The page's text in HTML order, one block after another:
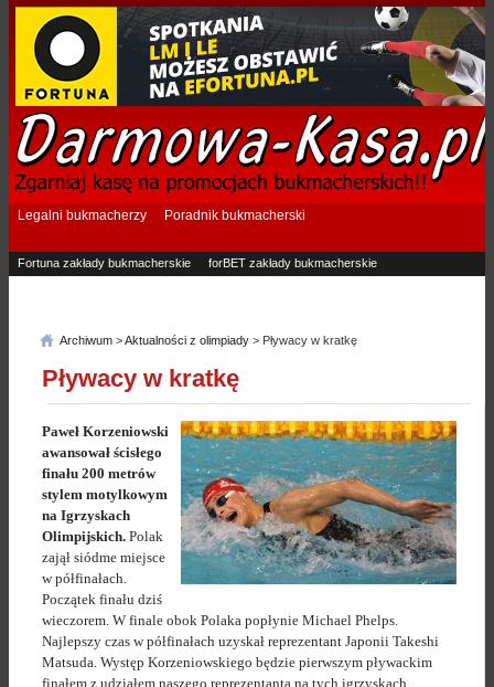
Legalni bukmacherzy Poradnik bukmacherski
Fortuna zakłady bukmacherskie
forBET zakłady bukmacherskie
Archiwum >Aktualności z olimpiady > Pływacy w kratkę
Pływacy w kratkę
Paweł Korzeniowski
awansował ścisłego
finału 200 metrów
stylem motylkowym
na Igrzyskach
Olimpijskich. Polak
zajął siódme miejsce
w półfinałach.
Początek finału dziś
wieczorem. W finale obok Polaka popłynie Michael Phelps.
Najlepszy czas w półfinałach uzyskał reprezentant Japonii Takeshi
Matsuda. Występ Korzeniowskiego będzie pierwszym pływackim
finałem z udziałem naszego reprezentanta na tych igrzyskach.